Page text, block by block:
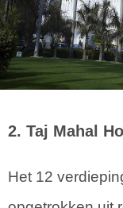
2. Taj Mahal
Het 12